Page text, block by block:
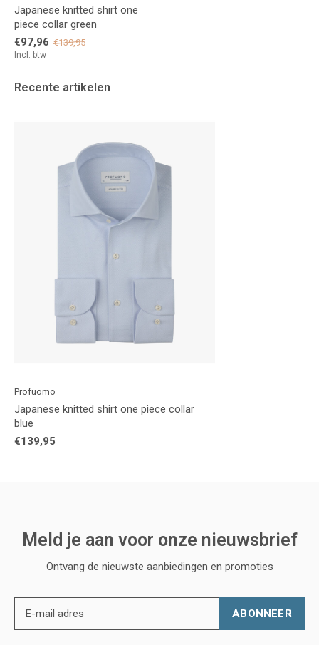
Japanese knitted shirt one
piece collar green
€97,96 €139,95
Incl. btw
Recente artikelen
Profuomo
Japanese knitted shirt one piece collar
blue
€139,95
Meld je aan voor onze nieuwsbrief
Ontvang de nieuwste aanbiedingen en promoties
ABONNEER